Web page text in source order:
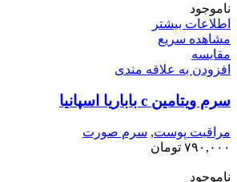
ناموجود
اطلاعات بیشتر
مشاهده سریع
مقایسه
افزودن به علاقه مندی
سرم ویتامین c باباریا اسپانیا
مراقبت پوست, سرم صورت
۷۹۰,۰۰۰ تومان
ناموجود